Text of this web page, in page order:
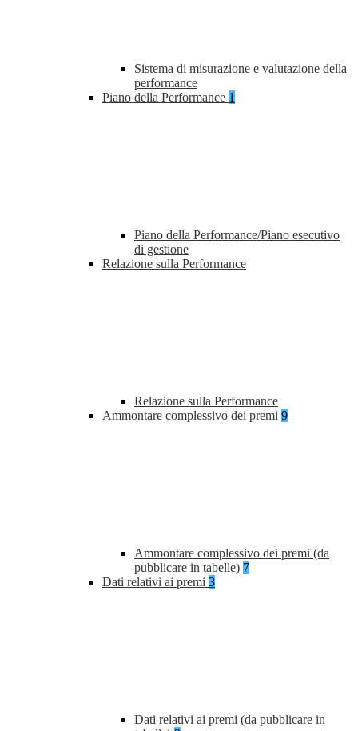
Sistema di misurazione e valutazione della
performance
Piano della Performance 1
Piano della Performance/Piano esecutivo
di gestione
Relazione sulla Performance
Relazione sulla Performance
Ammontare complessivo dei premi 9
Ammontare complessivo dei premi (da
pubblicare in tabelle) 7
Dati relativi ai premi 3
Dati relativi ai premi (da pubblicare in